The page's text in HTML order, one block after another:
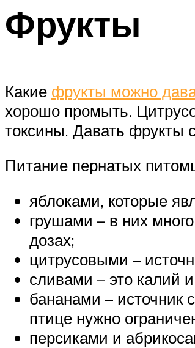
Фрукты
Какие фрукты можно
хорошо промыть.
токсины. Давать фрукты
Питание пернатых
яблоками, которые
грушами – в них
дозах;
цитрусовыми –
сливами – это калий
бананами – источник
птице нужно
персиками и